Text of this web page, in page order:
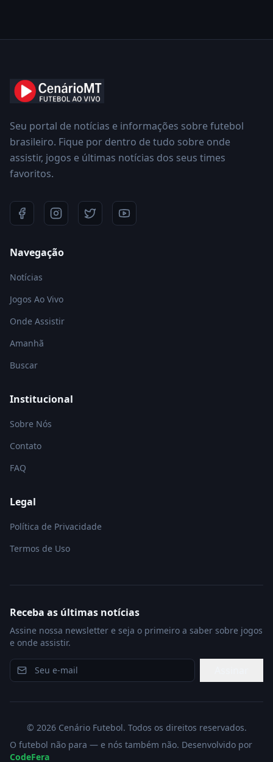
Seu portal de notícias e informações sobre futebol
brasileiro. Fique por dentro de tudo sobre onde
assistir, jogos e últimas notícias dos seus times
favoritos.
Navegação
Notícias
Jogos Ao Vivo
Onde Assistir
Amanhã
Buscar
Institucional
Sobre Nós
Contato
FAQ
Legal
Política de Privacidade
Termos de Uso
Receba as últimas notícias
Assine nossa newsletter e seja o primeiro a saber sobre jogos
e onde assistir.
© 2026Cenário Futebol. Todos os direitos reservados.
O futebol não para — e nós também não. Desenvolvido por
CodeFera